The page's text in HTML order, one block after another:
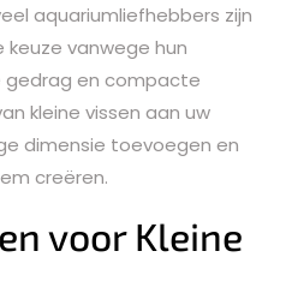
aquariumliefhebbers zijn
keuze vanwege hun
gedrag en compacte
kleine vissen aan uw
dimensie toevoegen en
creëren.
voor Kleine